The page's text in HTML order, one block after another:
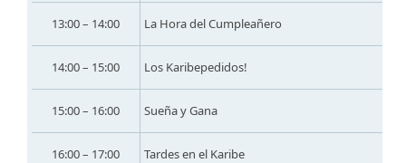
13:00 – 14:00 La Hora del Cumpleañero
14:00 – 15:00 Los Karibepedidos!
15:00 – 16:00 Sueña y Gana
16:00 – 17:00 Tardes en el Karibe